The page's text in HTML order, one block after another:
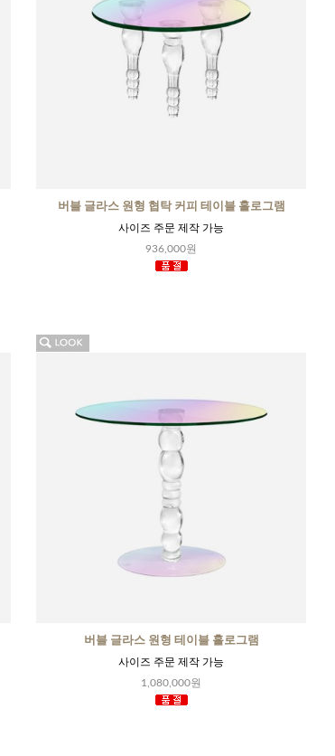
버블 글라스 원형 협탁 커피 테이블 홀로그램
사이즈 주문 제작 가능
936,000원
버블 글라스 원형 테이블 홀로그램
사이즈 주문 제작 가능
1,080,000원